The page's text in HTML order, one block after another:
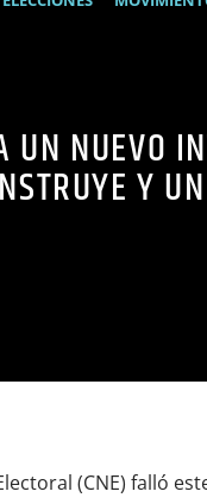
UN NUEVO
Y
(CNE) falló